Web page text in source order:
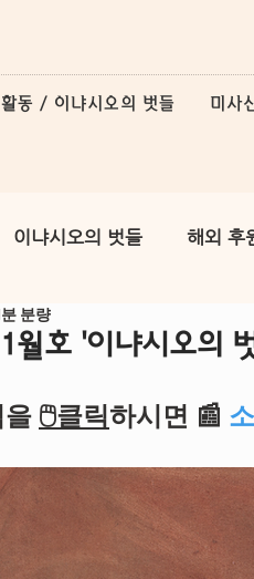
동 / 이냐시오의 벗들 미사
이냐시오의 벗들 해외 후
호 '이냐시오의
분 분량
🖱클릭하시면 📰